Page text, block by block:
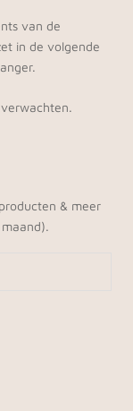
van de
in de volgende
& meer